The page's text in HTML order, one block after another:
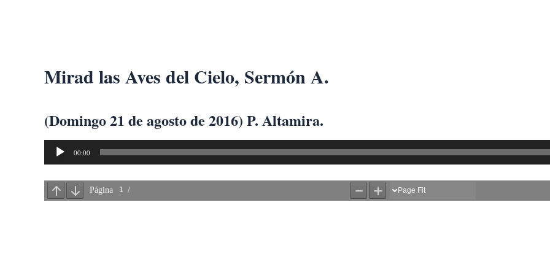
Mirad las Aves del Cielo, Sermón A.
(Domingo 21 de agosto de 2016) P. Altamira.
Reproductor
de
audio
00:00